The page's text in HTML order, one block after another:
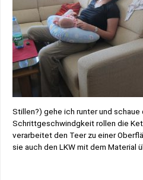
Stillen?) gehe ich runter und schaue
Schrittgeschwindgkeit rollen die
verarbeitet den Teer zu einer
sie auch den LKW mit dem Material